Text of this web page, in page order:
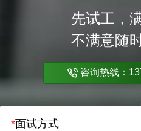
先试工，
不满意随
咨询热线：
*面试方式